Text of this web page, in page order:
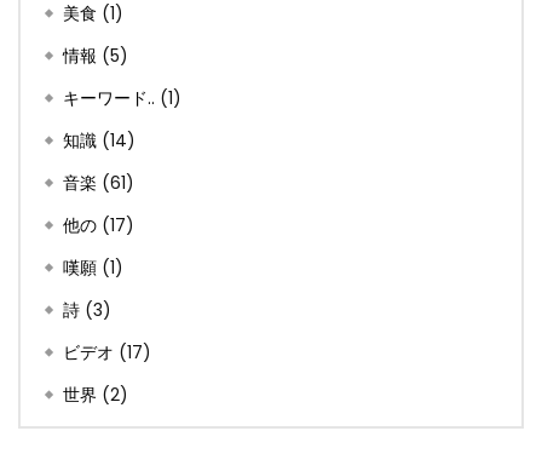
美食 (1)
情報 (5)
キーワード.. (1)
知識 (14)
音楽 (61)
他の (17)
嘆願 (1)
詩 (3)
ビデオ (17)
世界 (2)